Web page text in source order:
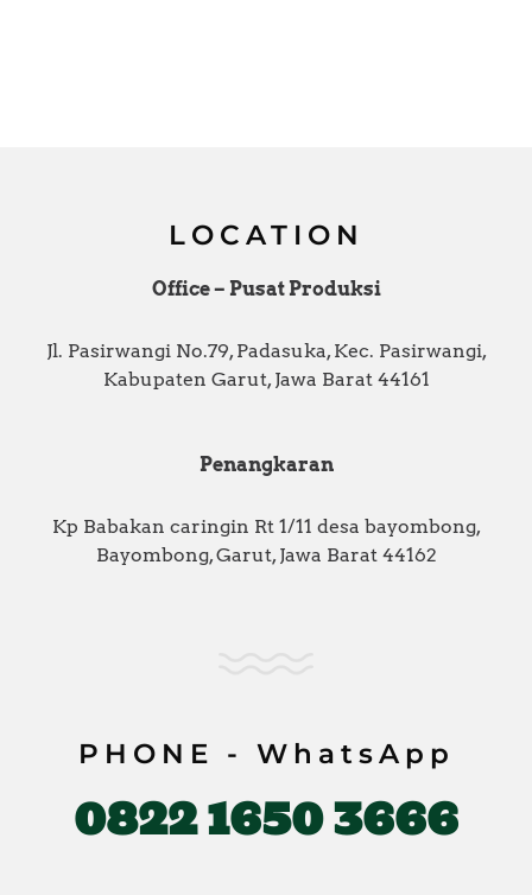
LOCATION
Office – Pusat Produksi
Jl. Pasirwangi No.79, Padasuka, Kec. Pasirwangi,
Kabupaten Garut, Jawa Barat 44161
Penangkaran
Kp Babakan caringin Rt 1/11 desa bayombong,
Bayombong, Garut, Jawa Barat 44162
PHONE - WhatsApp
0822 1650 3666